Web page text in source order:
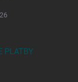
PLATBY